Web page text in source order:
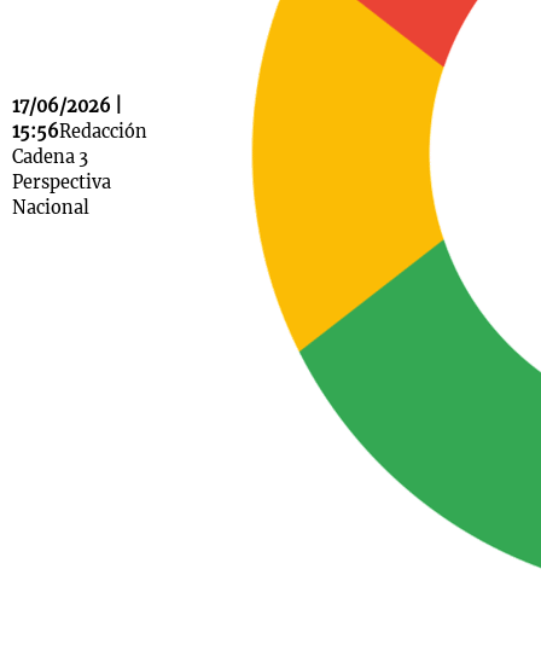
17/06/2026 |
15:56Redacción
Cadena 3
Perspectiva
Nacional
La Sole en
Cadena 3